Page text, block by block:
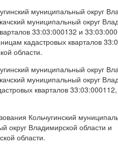
муниципальный округ
муниципальный округ
33:03:000132 и
кадастровых кварталов
области.
муниципальный округ
муниципальный округ
кварталов 33:03:000112,
Кольчугинский
округ Владимирской области и
области.